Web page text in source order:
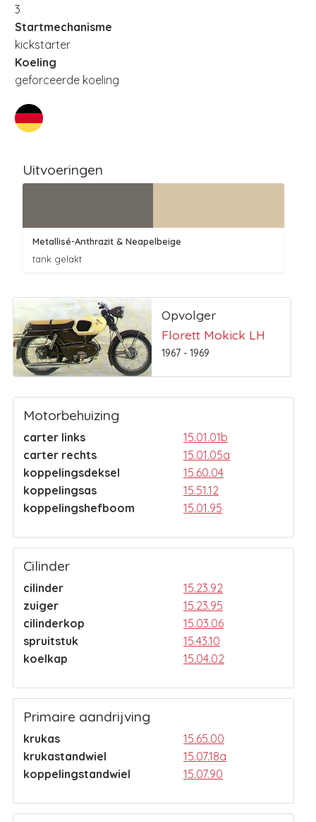
3
Startmechanisme
kickstarter
Koeling
geforceerde koeling
Uitvoeringen
Metallisé-Anthrazit & Neapelbeige
tank gelakt
Opvolger
Florett Mokick LH
1967 - 1969
Motorbehuizing
carter links
15.01.01b
carter rechts
15.01.05a
koppelingsdeksel
15.60.04
koppelingsas
15.51.12
koppelingshefboom
15.01.95
Cilinder
cilinder
15.23.92
zuiger
15.23.95
cilinderkop
15.03.06
spruitstuk
15.43.10
koelkap
15.04.02
Primaire aandrijving
krukas
15.65.00
krukastandwiel
15.07.18a
koppelingstandwiel
15.07.90